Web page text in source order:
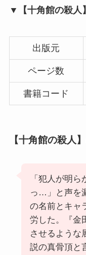
▼【十角館の殺人
出版元
ページ数
書籍コード
【十角館の殺人
「犯人が明
っ…」と声を
の名前とキャ
労した。『金
させるような
説の真骨頂と